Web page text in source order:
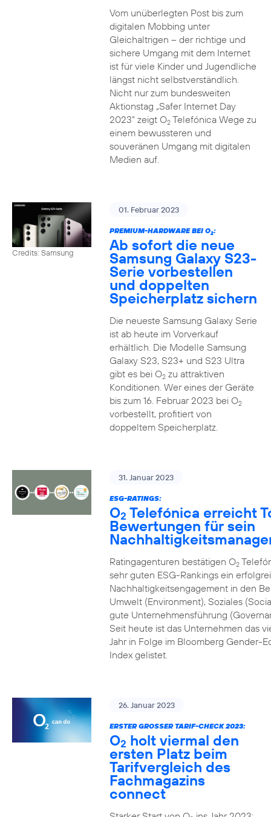
Vom unüberlegten Post bis zum
digitalen Mobbing unter
Gleichaltrigen – der richtige und
sichere Umgang mit dem Internet
ist für viele Kinder und Jugendliche
längst nicht selbstverständlich.
Nicht nur zum bundesweiten
Aktionstag „Safer Internet Day
2023“ zeigt O2Telefónica Wege zu
einem bewussteren und
souveränen Umgang mit digitalen
Medien auf.
Credits: Samsung
01. Februar 2023
PREMIUM-HARDWARE BEI O2:
Ab sofort die neue
Samsung Galaxy S23-
Serie vorbestellen
und doppelten
Speicherplatz sichern
Die neueste Samsung Galaxy Serie
ist ab heute im Vorverkauf
erhältlich. Die Modelle Samsung
Galaxy S23, S23+ und S23 Ultra
gibt es bei O2zu attraktiven
Konditionen. Wer eines der Geräte
bis zum 16. Februar 2023 bei O2
vorbestellt, profitiert von
doppeltem Speicherplatz.
31. Januar 2023
ESG-RATINGS:
O2 Telefónica erreicht
Bewertungen für sein
Ratingagenturen bestätigen O2
sehr guten ESG-Rankings ein
Nachhaltigkeitsengagement in den
Umwelt (Environment), Soziales
gute Unternehmensführung
Seit heute ist das Unternehmen das
Jahr in Folge im Bloomberg Gender-
Index gelistet.
26. Januar 2023
ERSTER GROSSER TARIF-CHECK 2023:
O2 holt viermal den
ersten Platz beim
Tarifvergleich des
Fachmagazins
connect